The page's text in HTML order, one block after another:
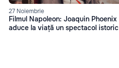
27 Noiembrie
Filmul Napoleon: Joaquin Phoenix
aduce la viață un spectacol istoric